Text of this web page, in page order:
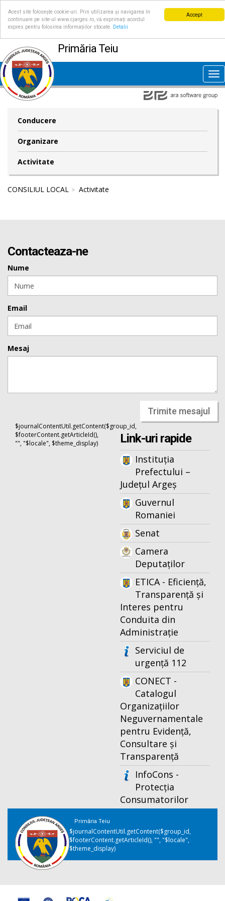
Accept
Acest site folosește cookie-uri. Prin utilizarea și navigarea în
continuare pe site-ul www.cjarges.ro, vă exprimați acordul
expres pentru folosirea informațiilor stocate.
Detalii
Primăria Teiu
Conducere
Organizare
Activitate
CONSILIUL LOCAL Activitate
Contacteaza-ne
Nume
Email
Mesaj
Trimite mesajul
$journalContentUtil.getContent($group_id,
$footerContent.getArticleId(),
"", "$locale", $theme_display)
Link-uri rapide
Instituția
Prefectului –
Județul Argeș
Guvernul
Romaniei
Senat
Camera
Deputaților
ETICA - Eficiență,
Transparență și
Interes pentru
Conduita din
Administrație
Serviciul de
urgență 112
CONECT -
Catalogul
Organizațiilor
Neguvernamentale
pentru Evidență,
Consultare și
Transparență
InfoCons -
Protecția
Consumatorilor
Primăria Teiu
$journalContentUtil.getContent($group_id,
$footerContent.getArticleId(), "", "$locale",
$theme_display)